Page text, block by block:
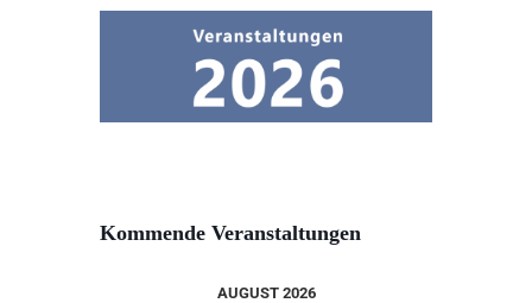
Kommende Veranstaltungen
AUGUST 2026